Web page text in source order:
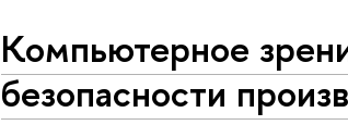
Компьютерное
безопасности